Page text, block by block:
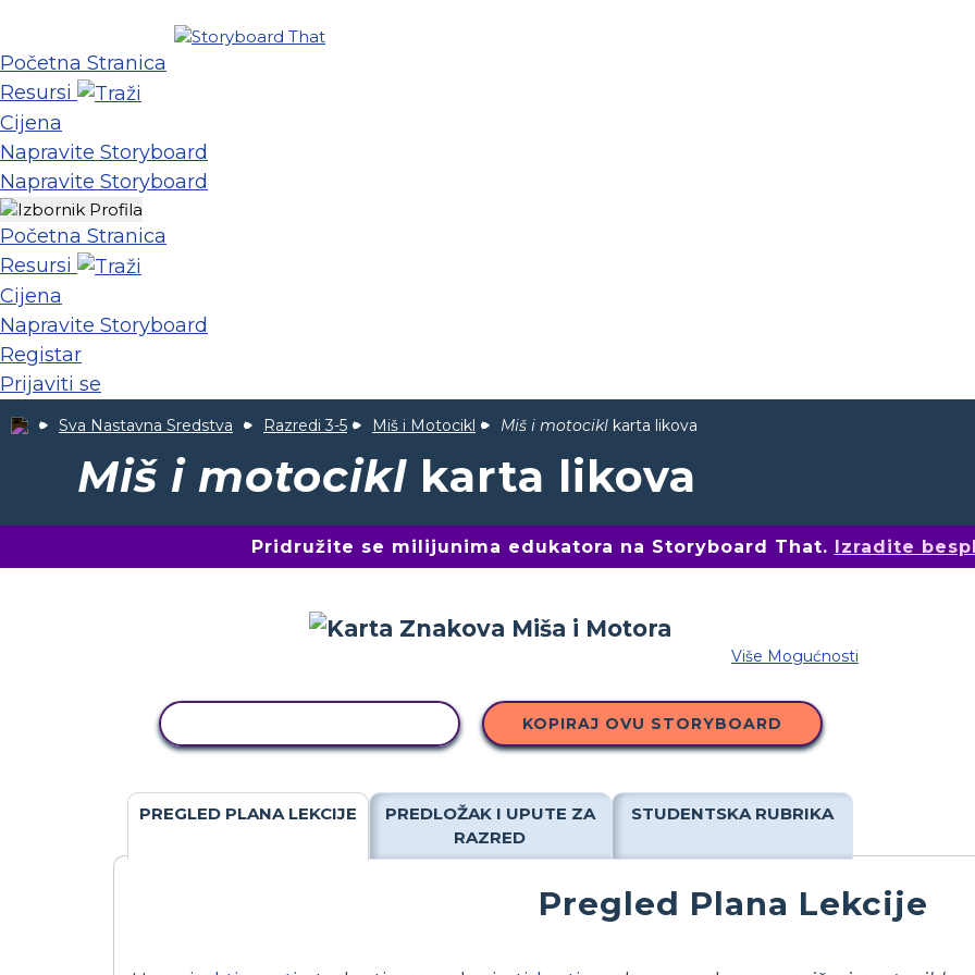
Početna Stranica
Resursi
Cijena
Napravite Storyboard
Napravite Storyboard
Početna Stranica
Resursi
Cijena
Napravite Storyboard
Registar
Prijaviti se
Sva Nastavna Sredstva Razredi 3-5 Miš i Motocikl Miš i motocikl karta likova
Miš i motocikl karta likova
Pridružite se milijunima edukatora na Storyboard That. Izradite
Više Mogućnosti
KOPIRAJ OVU STORYBOARD
PREGLED PLANA LEKCIJE
PREDLOŽAK I UPUTE ZA
RAZRED
STUDENTSKA RUBRIKA
Pregled Plana Lekcije